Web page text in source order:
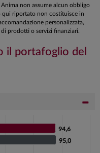
non assume alcun obbligo
qui riportato non costituisce in
personalizzata,
prodotti o servizi finanziari.
il portafoglio del
94,6
94,6
95,0
95,0